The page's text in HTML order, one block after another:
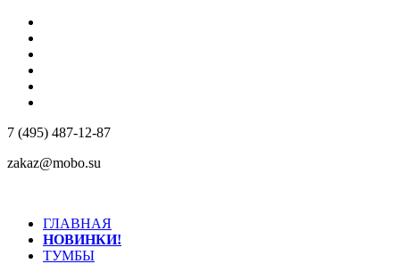
7 (495) 487-12-87
zakaz@mobo.su
ГЛАВНАЯ
НОВИНКИ!
ТУМБЫ